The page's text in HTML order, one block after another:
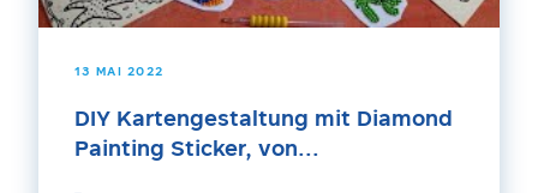
13 MAI 2022
DIY Kartengestaltung mit Diamond
Painting Sticker, von...